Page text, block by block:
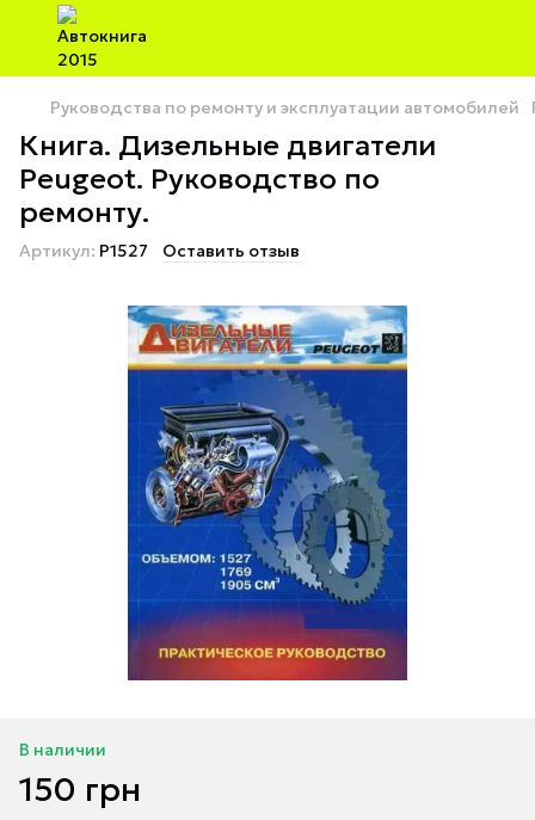
Руководства по ремонту и эксплуатации автомобилей
Книга. Дизельные двигатели
Peugeot. Руководство по
ремонту.
Артикул: P1527 Оставить отзыв
В наличии
150 грн